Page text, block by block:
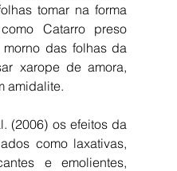
tomar na forma
Catarro preso
das folhas da
xarope de amora,
amidalite.
(2006) os efeitos da
como laxativas,
e emolientes,